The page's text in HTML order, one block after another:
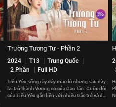
Trường Tương Tư - Phần 2
2024 T13
Trung Quốc
2 Phần
Full HD
Tiểu Yêu sống rày đây mai đó nhưng sau này
lại trở thành Vương cơ của Cao Tân. Cuộc đời
của Tiểu Yêu gắn liền với nhiều trắc trở và đau